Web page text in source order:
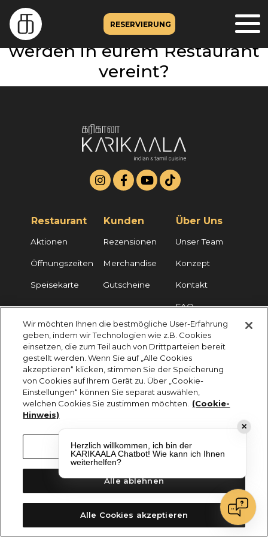
RESERVIERUNG
Welche kulinarischen
Einflüsse und Traditionen
werden in eurem Restaurant
vereint?
Restaurant
Aktionen
Öffnungszeiten
Speisekarte
Kunden
Rezensionen
Merchandise
Gutscheine
Über Uns
Unser Team
Konzept
Kontakt
FAQ
Impressum Cookies Datenschutz
KARIKAALA ©2026 - Saily Food Service GmbH
Alle Rechte vorbehalten
✕
Herzlich willkommen, ich bin der
KARIKAALA Chatbot! Wie kann ich Ihnen
weiterhelfen?
Wir möchten Ihnen die bestmögliche User-Erfahrung
geben, indem wir Technologien wie z.B. Cookies
einsetzen, die zum Teil auch von Drittparteien bereit
gestellt werden. Wenn Sie auf „Alle Cookies
akzeptieren“ klicken, stimmen Sie der Speicherung
von Cookies auf Ihrem Gerät zu. Über „Cookie-
Einstellungen“ können Sie separat auswählen,
welchen Cookies Sie zustimmen möchten.
(Cookie-
Hinweis)
Cookie-Einstellungen
Alle ablehnen
Alle Cookies akzeptieren